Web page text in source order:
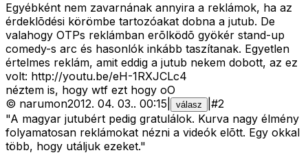
Egyébként nem zavarnának annyira a reklámok, ha az
érdeklõdési körömbe tartozóakat dobna a jutub. De
valahogy OTPs reklámban erõlködõ gyökér stand-up
comedy-s arc és hasonlók inkább taszítanak. Egyetlen
értelmes reklám, amit eddig a jutub nekem dobott, az ez
volt: http://youtu.be/eH-1RXJCLc4
néztem is, hogy wtf ezt hogy oO
© narumon2012. 04. 03.. 00:15 válasz #2
"A magyar jutubért pedig gratulálok. Kurva nagy élmény
folyamatosan reklámokat nézni a videók elõtt. Egy okkal
több, hogy utáljuk ezeket."